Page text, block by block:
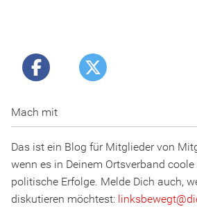
Mach mit
Das ist ein Blog für Mitglieder von
wenn es in Deinem Ortsverband
politische Erfolge. Melde Dich auch,
diskutieren möchtest: linksbewegt@d